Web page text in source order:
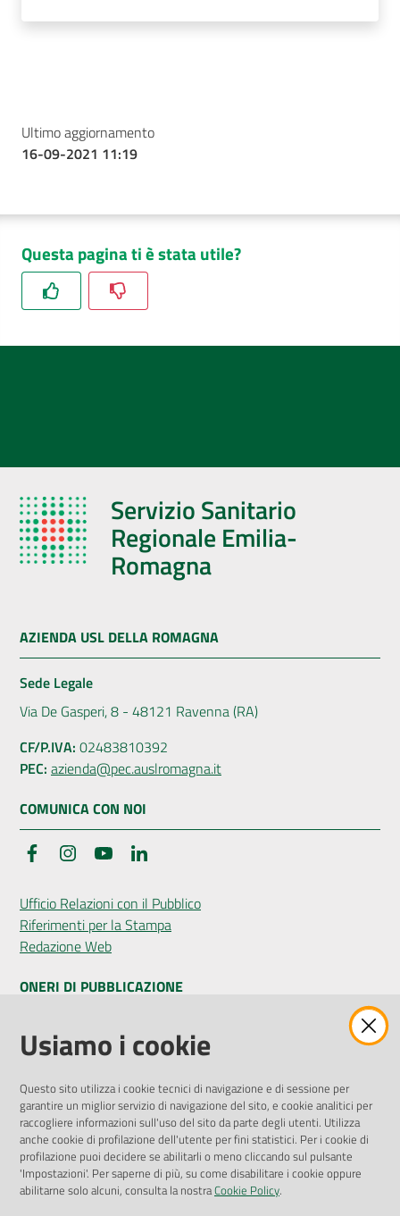
Ultimo aggiornamento
16-09-2021 11:19
Questa pagina ti è stata utile?
Servizio Sanitario
Regionale Emilia-
Romagna
AZIENDA USL DELLA ROMAGNA
Sede Legale
Via De Gasperi, 8 - 48121 Ravenna (RA)
CF/P.IVA: 02483810392
PEC: azienda@pec.auslromagna.it
COMUNICA CON NOI
FacebookInstagramYouTube
Ufficio Relazioni con il Pubblico
Riferimenti per la Stampa
Redazione Web
ONERI DI PUBBLICAZIONE
Amministrazione Trasparente
Pubblicità legale
Privacy Policy
Attuazione Misure PNRR
Liste di Attesa
ENTI, IMPRESE E PARTNER
Usiamo i cookie
Questo sito utilizza i cookie tecnici di navigazione e di sessione per
garantire un miglior servizio di navigazione del sito, e cookie analitici per
raccogliere informazioni sull'uso del sito da parte degli utenti. Utilizza
anche cookie di profilazione dell'utente per fini statistici. Per i cookie di
profilazione puoi decidere se abilitarli o meno cliccando sul pulsante
'Impostazioni'. Per saperne di più, su come disabilitare i cookie oppure
abilitarne solo alcuni, consulta la nostraCookie Policy.